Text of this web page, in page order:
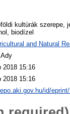
kultúrák szerepe,
biodízel
and Natural
2018 15:16
2018 15:16
id/